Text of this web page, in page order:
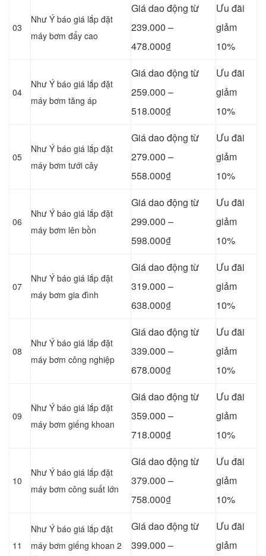
03
Như Ý báo giá lắp đặt
máy bơm đẩy cao
Giá dao động từ
239.000 –
478.000₫
Ưu đãi
giảm
10%
04
Như Ý báo giá lắp đặt
máy bơm tăng áp
Giá dao động từ
259.000 –
518.000₫
Ưu đãi
giảm
10%
05
Như Ý báo giá lắp đặt
máy bơm tưới cây
Giá dao động từ
279.000 –
558.000₫
Ưu đãi
giảm
10%
06
Như Ý báo giá lắp đặt
máy bơm lên bồn
Giá dao động từ
299.000 –
598.000₫
Ưu đãi
giảm
10%
07
Như Ý báo giá lắp đặt
máy bơm gia đình
Giá dao động từ
319.000 –
638.000₫
Ưu đãi
giảm
10%
08
Như Ý báo giá lắp đặt
máy bơm công nghiệp
Giá dao động từ
339.000 –
678.000₫
Ưu đãi
giảm
10%
09
Như Ý báo giá lắp đặt
máy bơm giếng khoan
Giá dao động từ
359.000 –
718.000₫
Ưu đãi
giảm
10%
10
Như Ý báo giá lắp đặt
máy bơm công suất lớn
Giá dao động từ
379.000 –
758.000₫
Ưu đãi
giảm
10%
11
Như Ý báo giá lắp đặt
máy bơm giếng khoan 2
Giá dao động từ
399.000 –
Ưu đãi
giảm